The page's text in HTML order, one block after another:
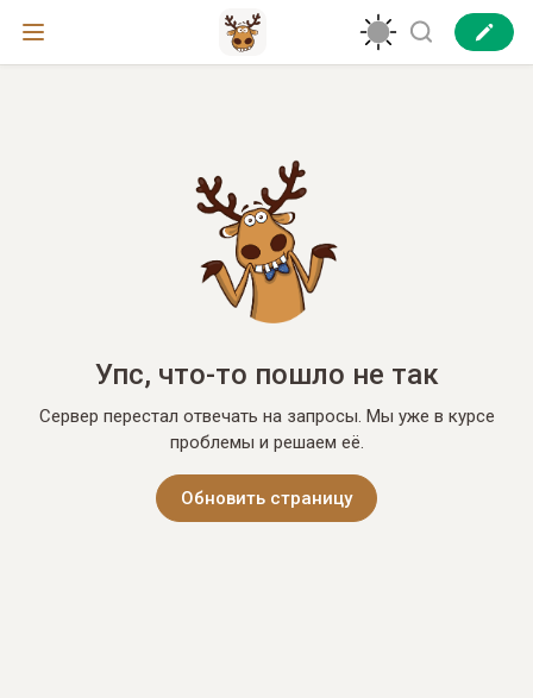
Упс, что-то пошло не так
Сервер перестал отвечать на запросы. Мы уже в курсе
проблемы и решаем её.
Обновить страницу